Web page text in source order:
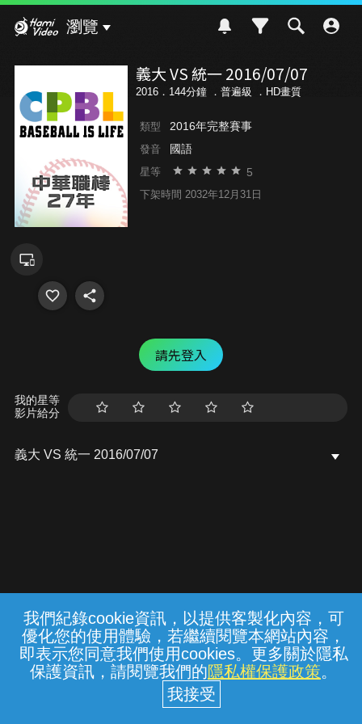
我們紀錄cookie資訊，以提供客製化內容，可
優化您的使用體驗，若繼續閱覽本網站內容，
即表示您同意我們使用cookies。更多關於隱私
保護資訊，請閱覽我們的隱私權保護政策。
瀏覽
義大 VS 統一 2016/07/07
2016．144分鐘 ． 普遍級 ．HD畫質
類型 2016年完整賽事
發音 國語
星等 5
下架時間 2032年12月31日
請先登入
我的星等
影片給分
義大 VS 統一 2016/07/07
常見問題 線上客服 服務條款 隱私權保護
中華電信股份有限公司個人家庭分公司
(統一編號：96979949) © 2026
{{notifyMsg}}